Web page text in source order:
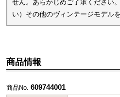
せん。あらかじめご了承ください
い）その他のヴィンテージモデル
商品情報
商品No.609744001